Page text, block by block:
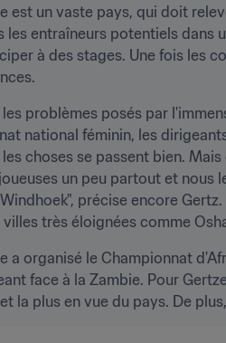
est un vaste pays, qui doit
les entraîneurs potentiels dans
à des stages. Une fois les
problèmes posés par
national féminin, les
choses se passent bien.
un peu partout et nous
précise encore
très éloignées comme
a organisé le Championnat
face à la Zambie. Pour
la plus en vue du pays. De